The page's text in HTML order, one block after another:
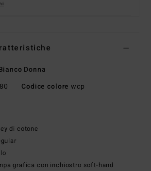
Donna
Codice colore wcp
di cotone
grafica con inchiostro soft-hand